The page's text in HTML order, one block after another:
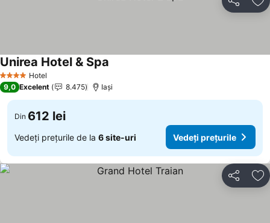
Distribuiți
4 Stele Hotel
Unirea Hotel & Spa
9,0 Excelent 8.475 Iaşi
Din 612 lei
Vedeți prețurile de la 6 site-uri Vedeți prețurile
Distribuiți